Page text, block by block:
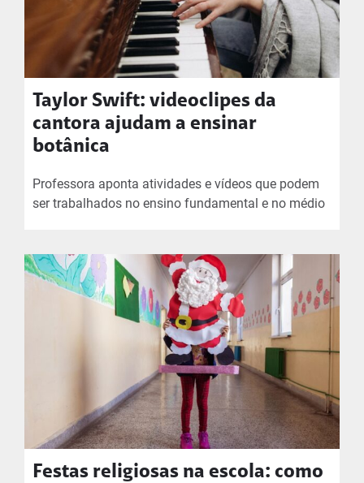
Taylor Swift: videoclipes da
cantora ajudam a ensinar
botânica
Professora aponta atividades e vídeos que podem
ser trabalhados no ensino fundamental e no médio
Festas religiosas na escola: como